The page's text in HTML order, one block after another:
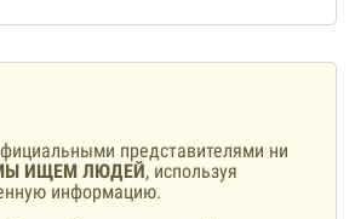
представителями ни
ИЩЕМ ЛЮДЕЙ, используя
информацию.